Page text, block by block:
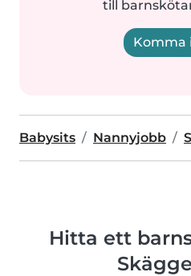
till
Komma
Babysits Nannyjobb
Hitta ett